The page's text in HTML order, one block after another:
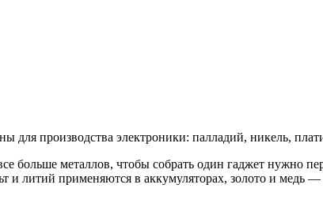
производства электроники: палладий, никель,
больше металлов, чтобы собрать один гаджет нужно
и литий применяются в аккумуляторах, золото и